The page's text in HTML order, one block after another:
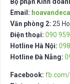
Bộ phận Kinh
Email:
Văn phòng 2: 25
Điện thoại: 090
Hotline Hà Nội:
Hotline Đà Nẵng:
Facebook: fb.com/